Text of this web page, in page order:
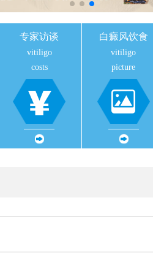
专家访谈
vitiligo
costs
白癜风饮食
vitiligo
picture